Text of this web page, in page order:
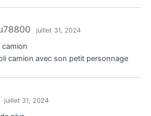
juillet 31, 2024
camion
camion avec son petit personnage
juillet 31, 2024